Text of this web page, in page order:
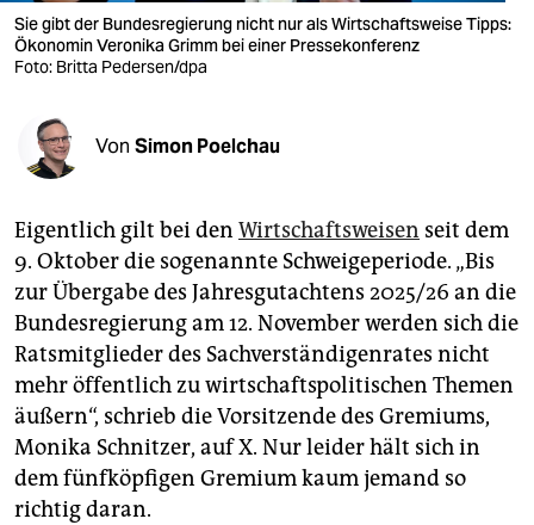
shop
fragen & hilfe
abo
epaper login
Sie gibt der Bundesregierung nicht nur als Wirtschaftsweise Tipps:
Ökonomin Veronika Grimm bei einer Pressekonferenz
Foto: Britta Pedersen/dpa
Von Simon Poelchau
Eigentlich gilt bei den Wirtschaftsweisen seit dem
9. Oktober die sogenannte Schweigeperiode. „Bis
zur Übergabe des Jahresgutachtens 2025/26 an die
Bundesregierung am 12. November werden sich die
Ratsmitglieder des Sachverständigenrates nicht
mehr öffentlich zu wirtschaftspolitischen Themen
äußern“, schrieb die Vorsitzende des Gremiums,
Monika Schnitzer, auf X. Nur leider hält sich in
dem fünfköpfigen Gremium kaum jemand so
richtig daran.